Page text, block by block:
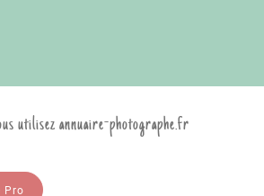
utilisez annuaire-photographe.fr
Pro